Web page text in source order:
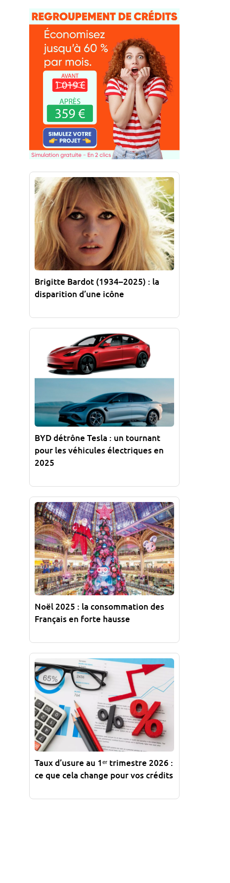
Brigitte Bardot (1934–2025) : la
disparition d’une icône
BYD détrône Tesla : un tournant
pour les véhicules électriques en
2025
Noël 2025 : la consommation des
Français en forte hausse
Taux d’usure au 1ᵉʳ trimestre 2026 :
ce que cela change pour vos crédits